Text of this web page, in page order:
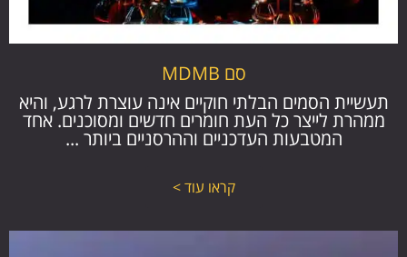
סם MDMB
תעשיית הסמים הבלתי חוקיים אינה עוצרת לרגע, והיא
ממהרת לייצר כל העת חומרים חדשים ומסוכנים. אחד
המטבעות העדכניים וההרסניים ביותר ...
קראו עוד >